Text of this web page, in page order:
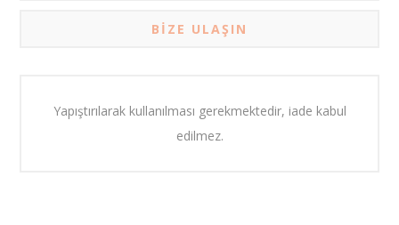
BIZE ULAŞIN
Yapıştırılarak kullanılması gerekmektedir, iade kabul
edilmez.